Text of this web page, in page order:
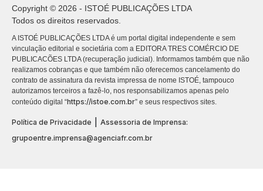
Copyright © 2026 - ISTOÉ PUBLICAÇÕES LTDA
Todos os direitos reservados.
A ISTOÉ PUBLICAÇÕES LTDA é um portal digital independente e sem
vinculação editorial e societária com a EDITORA TRES COMÉRCIO DE
PUBLICACÕES LTDA (recuperação judicial). Informamos também que não
realizamos cobranças e que também não oferecemos cancelamento do
contrato de assinatura da revista impressa de nome ISTOÉ, tampouco
autorizamos terceiros a fazê-lo, nos responsabilizamos apenas pelo
conteúdo digital “https://istoe.com.br” e seus respectivos sites.
Política de Privacidade
Assessoria de Imprensa:
grupoentre.imprensa@agenciafr.com.br